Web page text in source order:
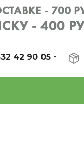
42 90 05